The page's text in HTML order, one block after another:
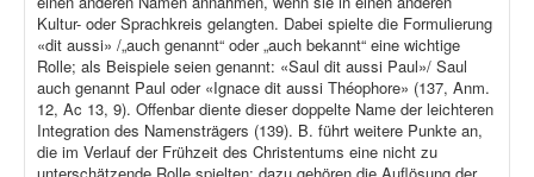
Kultur- oder Sprachkreis gelangten. Dabei spielte die Formulierung
«dit aussi» /„auch genannt“ oder „auch bekannt“ eine wichtige
Rolle; als Beispiele seien genannt: «Saul dit aussi Paul»/ Saul
auch genannt Paul oder «Ignace dit aussi Théophore» (137, Anm.
12, Ac 13, 9). Offenbar diente dieser doppelte Name der leichteren
Integration des Namensträgers (139). B. führt weitere Punkte an,
die im Verlauf der Frühzeit des Christentums eine nicht zu